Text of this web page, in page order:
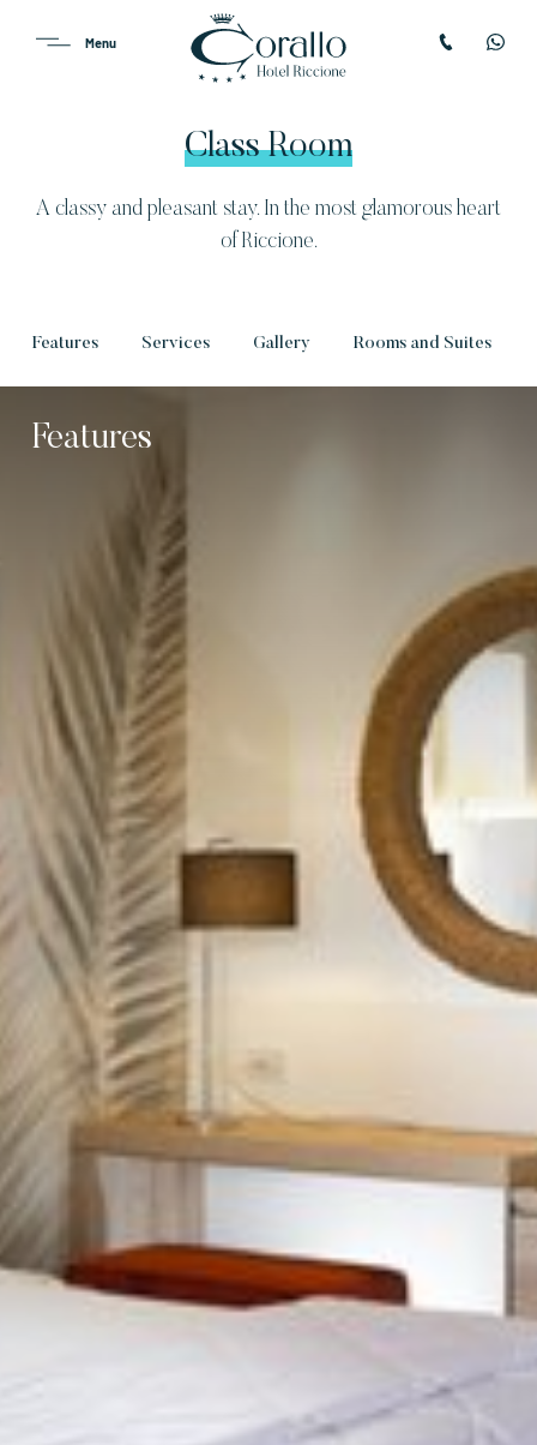
Class Room
A classy and pleasant stay. In the most glamorous heart
of Riccione.
Features Services Gallery Rooms and Suites
Features